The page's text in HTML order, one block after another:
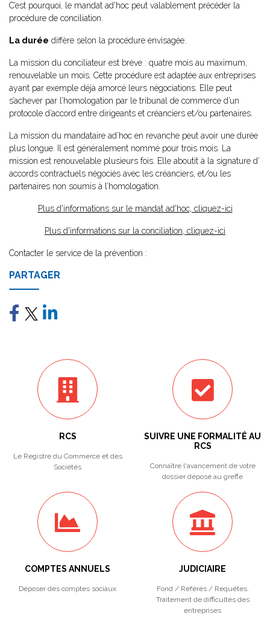
C’est pourquoi, le mandat ad'hoc peut valablement précéder la
procédure de conciliation.
La durée diffère selon la procédure envisagée.
La mission du conciliateur est brève : quatre mois au maximum,
renouvelable un mois. Cette procédure est adaptée aux entreprises
ayant par exemple déjà amorcé leurs négociations. Elle peut
s’achever par l’homologation par le tribunal de commerce d’un
protocole d’accord entre dirigeants et créanciers et/ou partenaires.
La mission du mandataire ad’hoc en revanche peut avoir une durée
plus longue. Il est généralement nommé pour trois mois. La
mission est renouvelable plusieurs fois. Elle aboutit à la signature d’
accords contractuels négociés avec les créanciers, et/ou les
partenaires non soumis à l’homologation.
Plus d'informations sur le mandat ad'hoc, cliquez-ici
Plus d'informations sur la conciliation, cliquez-ici
Contacter le service de la prévention :
PARTAGER
RCS
Le Registre du Commerce et des
Sociétés
SUIVRE UNE FORMALITÉ AU
RCS
Connaître l'avancement de votre
dossier déposé au greffe
COMPTES ANNUELS
Déposer des comptes sociaux
JUDICIAIRE
Fond / Référés / Requêtes.
Traitement de difficultés des
entreprises